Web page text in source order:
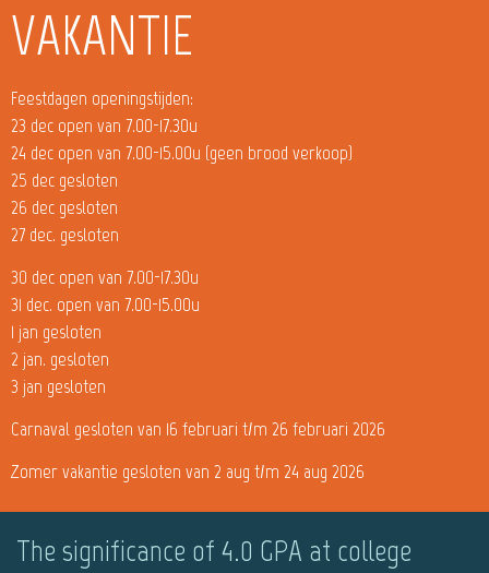
VAKANTIE
Feestdagen openingstijden:
23 dec open van 7.00-17.30u
24 dec open van 7.00-15.00u (geen brood verkoop)
25 dec gesloten
26 dec gesloten
27 dec. gesloten
30 dec open van 7.00-17.30u
31 dec. open van 7.00-15.00u
1 jan gesloten
2 jan. gesloten
3 jan gesloten
Carnaval gesloten van 16 februari t/m 26 februari 2026
Zomer vakantie gesloten van 2 aug t/m 24 aug 2026
The significance of 4.0 GPA at college